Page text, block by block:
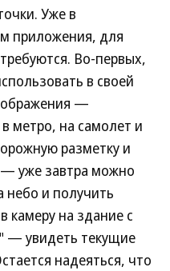
Уже в
приложения, для
Во-первых,
в своей
—
метро, на самолет и
разметку и
уже завтра можно
небо и получить
камеру на здание с
— увидеть текущие
надеяться, что